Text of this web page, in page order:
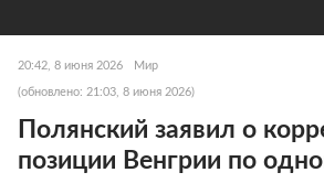
20:42, 8 июня 2026 Мир
(обновлено: 21:03, 8 июня 2026)
Полянский заявил о
позиции Венгрии по